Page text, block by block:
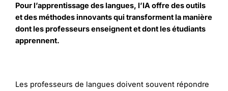
Pour l’apprentissage des langues, l’IA offre des outils
et des méthodes innovants qui transforment la manière
dont les professeurs enseignent et dont les étudiants
apprennent.
Les professeurs de langues doivent souvent répondre